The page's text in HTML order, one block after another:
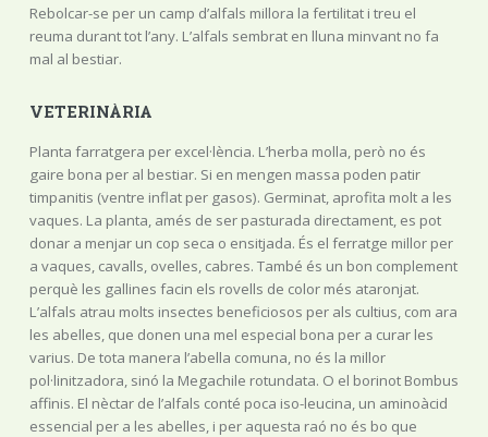
Rebolcar-se per un camp d’alfals millora la fertilitat i treu el
reuma durant tot l’any. L’alfals sembrat en lluna minvant no fa
mal al bestiar.
VETERINÀRIA
Planta farratgera per excel·lència. L’herba molla, però no és
gaire bona per al bestiar. Si en mengen massa poden patir
timpanitis (ventre inflat per gasos). Germinat, aprofita molt a les
vaques. La planta, amés de ser pasturada directament, es pot
donar a menjar un cop seca o ensitjada. És el ferratge millor per
a vaques, cavalls, ovelles, cabres. També és un bon complement
perquè les gallines facin els rovells de color més ataronjat.
L’alfals atrau molts insectes beneficiosos per als cultius, com ara
les abelles, que donen una mel especial bona per a curar les
varius. De tota manera l’abella comuna, no és la millor
pol·linitzadora, sinó la Megachile rotundata. O el borinot Bombus
affinis. El nèctar de l’alfals conté poca iso-leucina, un aminoàcid
essencial per a les abelles, i per aquesta raó no és bo que